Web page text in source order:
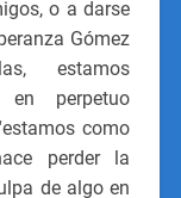
o a darse
Gómez
estamos
perpetuo
como
perder la
de algo en